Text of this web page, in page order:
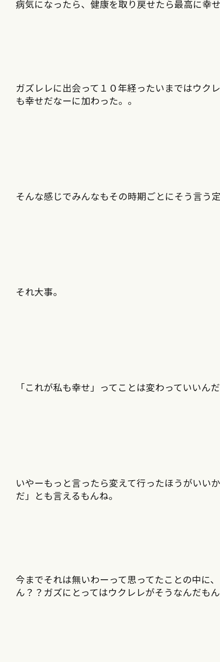
病気になったら、健康を取り戻せたら最高に幸
ガズレレに出会って１０年経ったいまではウク
も幸せだなーに加わった。。
そんな感じでみんなもその時期ごとにそう言う
それ大事。
「これが私も幸せ」ってことは変わっていいん
いやーもっと言ったら変えて行ったほうがいい
だ」とも言えるもんね。
今までそれは無いわーって思ってたことの中に
ん？？ガズにとってはウクレレがそうなんだも